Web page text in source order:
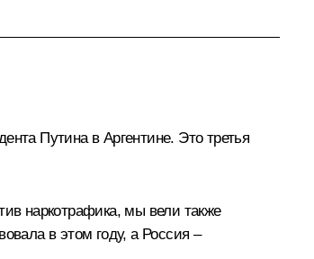
Путина в Аргентине. Это третья
наркотрафика, мы вели также
в этом году, а Россия –